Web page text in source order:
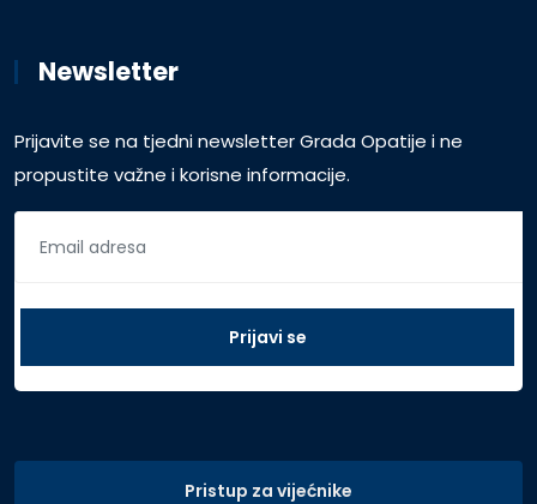
Newsletter
Prijavite se na tjedni newsletter Grada Opatije i ne
propustite važne i korisne informacije.
Pristup za vijećnike